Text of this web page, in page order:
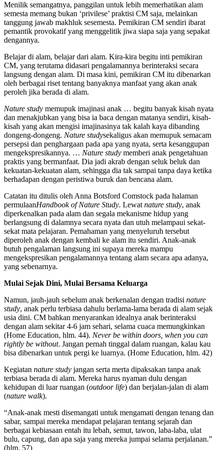
Menilik semangatnya, panggilan untuk lebih memerhatikan alam
semesta memang bukan ‘privilese’ praktisi CM saja, melainkan
tanggung jawab makhluk sesemesta. Pemikiran CM sendiri ibarat
pemantik provokatif yang menggelitik jiwa siapa saja yang sepakat
dengannya.
Belajar di alam, belajar dari alam. Kira-kira begitu inti pemikiran
CM, yang terutama didasari pengalamannya berinteraksi secara
langsung dengan alam. Di masa kini, pemikiran CM itu dibenarkan
oleh berbagai riset tentang banyaknya manfaat yang akan anak
peroleh jika berada di alam.
Nature study memupuk imajinasi anak … begitu banyak kisah nyata
dan menakjubkan yang bisa ia baca dengan matanya sendiri, kisah-
kisah yang akan mengisi imajinasinya tak kalah kaya dibanding
dongeng-dongeng. Nature studysekaligus akan memupuk semacam
persepsi dan penghargaan pada apa yang nyata, serta kesanggupan
mengekspresikannya. … Nature study memberi anak pengetahuan
praktis yang bermanfaat. Dia jadi akrab dengan seluk beluk dan
kekuatan-kekuatan alam, sehingga dia tak sampai tanpa daya ketika
berhadapan dengan peristiwa buruk dan bencana alam.
Catatan itu ditulis oleh Anna Botsford Comstock pada halaman
permulaanHandbook of Nature Study. Lewat nature study, anak
diperkenalkan pada alam dan segala mekanisme hidup yang
berlangsung di dalamnya secara nyata dan utuh melampaui sekat-
sekat mata pelajaran. Pemahaman yang menyeluruh tersebut
diperoleh anak dengan kembali ke alam itu sendiri. Anak-anak
butuh pengalaman langsung ini supaya mereka mampu
mengekspresikan pengalamannya tentang alam secara apa adanya,
yang sebenarnya.
Mulai Sejak Dini, Mulai Bersama Keluarga
Namun, jauh-jauh sebelum anak berkenalan dengan tradisi nature
study, anak perlu terbiasa dahulu berlama-lama berada di alam sejak
usia dini. CM bahkan menyarankan idealnya anak berinteraksi
dengan alam sekitar 4-6 jam sehari, selama cuaca memungkinkan
(Home Education, hlm. 44). Never be within doors, when you can
rightly be without. Jangan pernah tinggal dalam ruangan, kalau kau
bisa dibenarkan untuk pergi ke luarnya. (Home Education, hlm. 42)
Kegiatan nature study jangan serta merta dipaksakan tanpa anak
terbiasa berada di alam. Mereka harus nyaman dulu dengan
kehidupan di luar ruangan (outdoor life) dan berjalan-jalan di alam
(nature walk).
“Anak-anak mesti disemangati untuk mengamati dengan tenang dan
sabar, sampai mereka mendapat pelajaran tentang sejarah dan
berbagai kebiasaan entah itu lebah, semut, tawon, laba-laba, ulat
bulu, capung, dan apa saja yang mereka jumpai selama perjalanan.”
(hlm. 57)